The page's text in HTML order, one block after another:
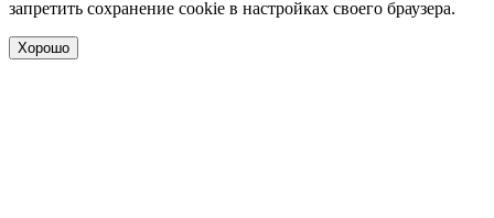
запретить сохранение cookie в настройках своего браузера.
Хорошо